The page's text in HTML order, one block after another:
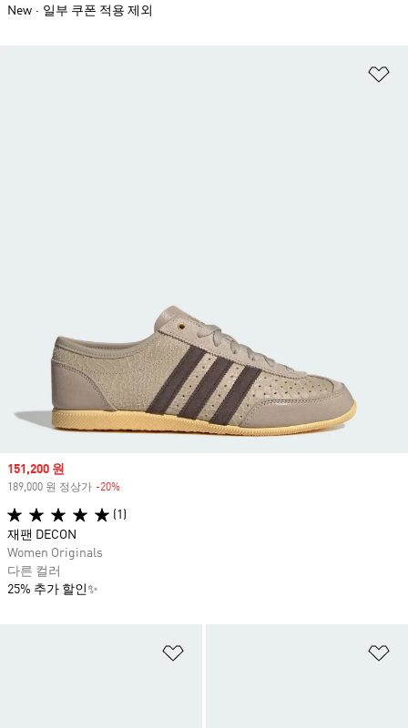
New
일부 쿠폰 적용 제외
Sale price
151,200 원
189,000 원 정상가 -20%
(1)
재팬 DECON
Women Originals
다른 컬러
25% 추가 할인✨